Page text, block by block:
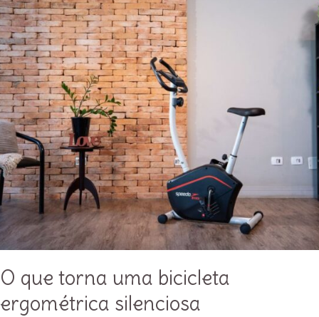
O que torna uma bicicleta
ergométrica silenciosa